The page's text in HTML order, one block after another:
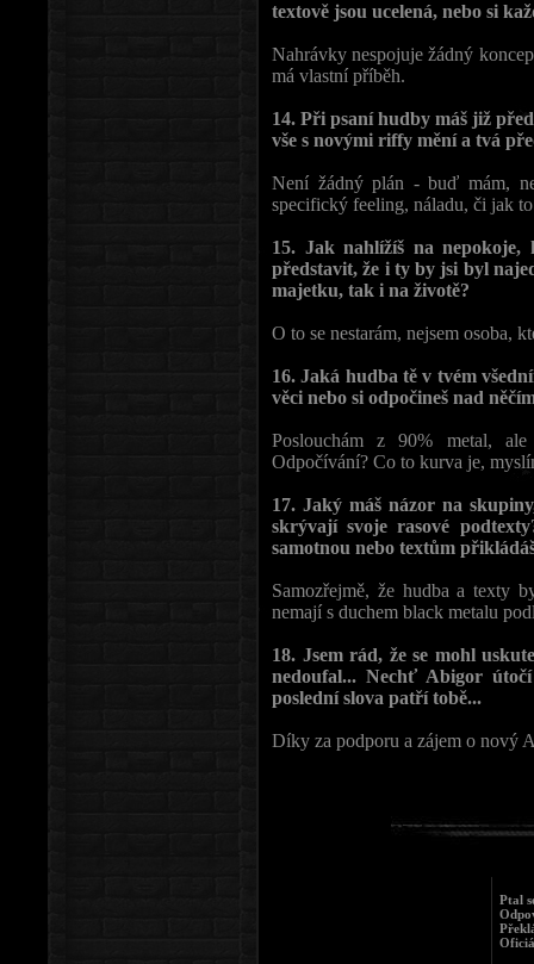
textově jsou ucelená, nebo si
Nahrávky nespojuje žádný
má vlastní příběh.
14. Při psaní hudby máš již
vše s novými riffy mění a tvá
Není žádný plán - buď mám,
specifický feeling, náladu, či jak
15. Jak nahlížíš na nepokoje,
představit, že i ty by jsi byl
majetku, tak i na životě?
O to se nestarám, nejsem osoba,
16. Jaká hudba tě v tvém
věci nebo si odpočineš nad
Poslouchám z 90% metal,
Odpočívání? Co to kurva je,
17. Jaký máš názor na
skrývají svoje rasové
samotnou nebo textům
Samozřejmě, že hudba a texty
nemají s duchem black metalu
18. Jsem rád, že se mohl
nedoufal... Nechť Abigor
poslední slova patří tobě...
Díky za podporu a zájem o nový
Ptal